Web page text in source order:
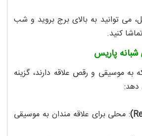
می‌ توانید به بالای برج بروید و شب‌
کنید.
به موسیقی و رقص علاقه دارند، گزینه‌
دهد:
: محلی برای علاقه‌ مندان به موسیقی